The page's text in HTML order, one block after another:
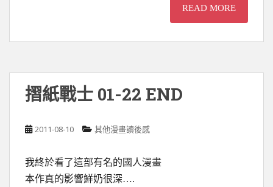
READ MORE
摺紙戰士 01-22 END
2011-08-10 其他漫畫讀後感
我終於看了這部有名的國人漫畫
本作真的影響鮮奶很深….